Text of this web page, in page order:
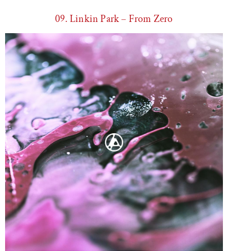
09. Linkin Park – From Zero